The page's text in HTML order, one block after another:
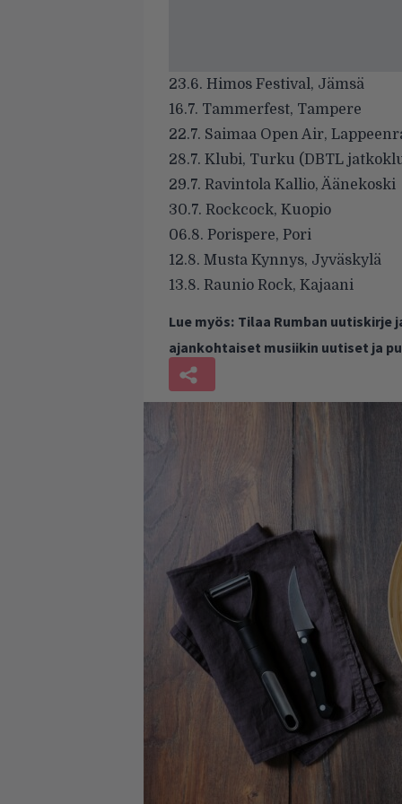
23.6. Himos Festival, Jämsä
16.7. Tammerfest, Tampere
22.7. Saimaa Open Air,
28.7. Klubi, Turku (DBTL
29.7. Ravintola Kallio, Äänekoski
30.7. Rockcock, Kuopio
06.8. Porispere, Pori
12.8. Musta Kynnys, Jyväskylä
13.8. Raunio Rock, Kajaani
Lue myös: Tilaa Rumban uutiskirje
ajankohtaiset musiikin uutiset ja